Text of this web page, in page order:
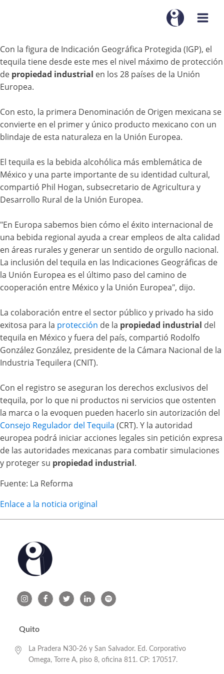
Con la figura de Indicación Geográfica Protegida (IGP), el
tequila tiene desde este mes el nivel máximo de protección
de propiedad industrial en los 28 países de la Unión
Europea.
Con esto, la primera Denominación de Origen mexicana se
convierte en el primer y único producto mexicano con un
blindaje de esta naturaleza en la Unión Europea.
El tequila es la bebida alcohólica más emblemática de
México y una parte importante de su identidad cultural,
compartió Phil Hogan, subsecretario de Agricultura y
Desarrollo Rural de la Unión Europea.
"En Europa sabemos bien cómo el éxito internacional de
una bebida regional ayuda a crear empleos de alta calidad
en áreas rurales y generar un sentido de orgullo nacional.
La inclusión del tequila en las Indicaciones Geográficas de
la Unión Europea es el último paso del camino de
cooperación entre México y la Unión Europea", dijo.
La colaboración entre el sector público y privado ha sido
exitosa para la protección de la propiedad industrial del
tequila en México y fuera del país, compartió Rodolfo
González González, presidente de la Cámara Nacional de la
Industria Tequilera (CNIT).
Con el registro se aseguran los derechos exclusivos del
tequila, por lo que ni productos ni servicios que ostenten
la marca o la evoquen pueden hacerlo sin autorización del
Consejo Regulador del Tequila (CRT). Y la autoridad
europea podrá iniciar acciones legales sin petición expresa
de las autoridades mexicanas para combatir simulaciones
y proteger su propiedad industrial.
Fuente: La Reforma
Enlace a la noticia original
Quito
La Pradera N30-26 y San Salvador. Ed. Corporativo
Omega, Torre A, piso 8, oficina 811. CP: 170517.